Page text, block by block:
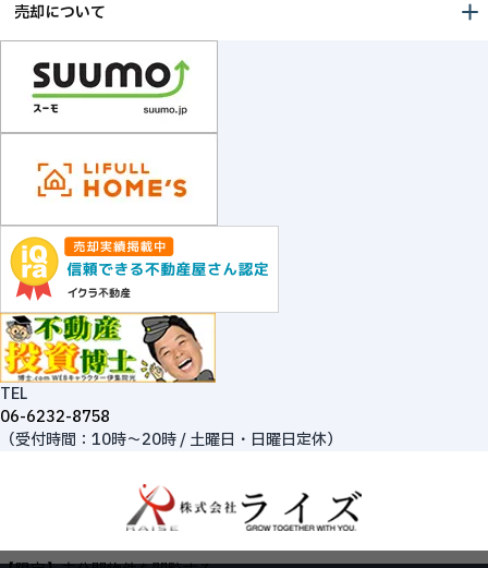
売却について
TEL
06-6232-8758
（受付時間：10時～20時 / 土曜日・日曜日定休）